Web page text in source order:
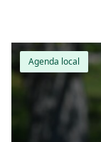
Agenda local